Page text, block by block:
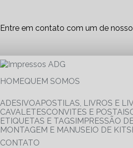
Entre em contato com um de
HOME
QUEM SOMOS
ADESIVO
APOSTILAS, LIVROS E
CAVALETES
CONVITES E POSTAIS
ETIQUETAS E TAGS IMPRESSÃO
MONTAGEM E MANUSEIO DE KITS
CONTATO